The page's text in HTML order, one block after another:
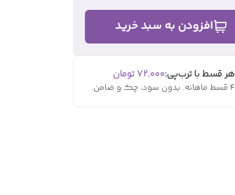
افزودن به سبد خرید
هر قسط با ترب‌پی:۷۲٬۰۰۰تومان
۴ قسط ماهانه. بدون سود، چک و ضامن.